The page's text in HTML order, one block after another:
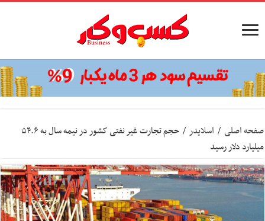
صفحه اصلی / اسلایدر /
حجم تجارت غیر نفتی کشور در نیمه سال به ۵۴.۶
میلیارد دلار رسید